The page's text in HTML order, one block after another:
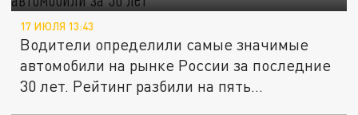
17 ИЮЛЯ 13:43
Водители определили самые значимые
автомобили на рынке России за последние
30 лет. Рейтинг разбили на пять...